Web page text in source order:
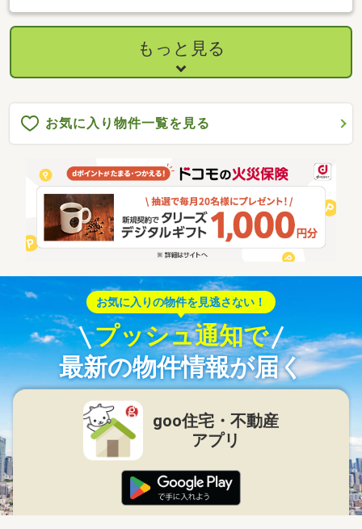
ただきます♪■マスターピースの家づくり・土地の仕入れから、設
計、建築、販売まで一貫してさせていただくことで、高品質なお
家づくりでありながらもコストダウンを実現しています。・自由
設計から規格住宅プランまで幅広くご提案させていただきます。
もっと見る
お気に入り物件一覧を見る
お気に入りの物件を見逃さない！
プッシュ通知で
最新の物件情報が届く
goo住宅・不動産
アプリ